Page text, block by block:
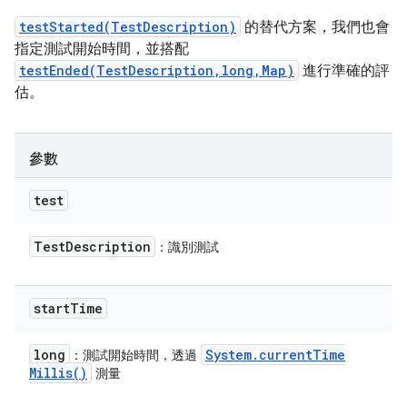
testStarted(TestDescription)
的替代方案，我們也會
指定測試開始時間，並搭配
testEnded(TestDescription,long,Map) 進行準確的評
估。
參數
test
TestDescription ：識別測試
startTime
long ：測試開始時間，透過 System. currentTime
Millis( ) 測量